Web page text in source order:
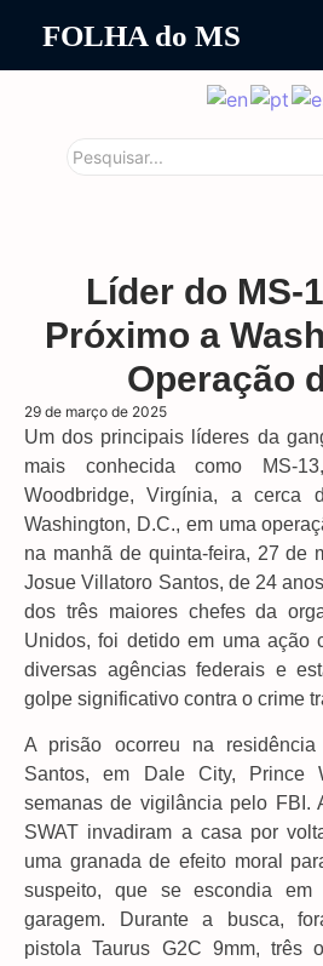
FOLHA do MS
Líder do MS-
Próximo a
Operação
29 de março de 2025
Um dos principais líderes da
mais conhecida como MS-
Woodbridge, Virgínia, a cerca
Washington, D.C., em uma
na manhã de quinta-feira, 27 de
Josue Villatoro Santos, de 24
dos três maiores chefes da
Unidos, foi detido em uma ação
diversas agências federais e
golpe significativo contra o crime
A prisão ocorreu na
Santos, em Dale City, Prince
semanas de vigilância pelo FBI.
SWAT invadiram a casa por
uma granada de efeito moral
suspeito, que se escondia
garagem. Durante a busca,
pistola Taurus G2C 9mm, três